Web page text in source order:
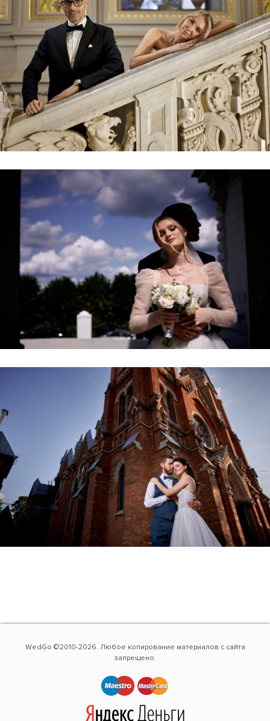
WedGo ©2010-2026. Любое копирование материалов с сайта
запрещено.